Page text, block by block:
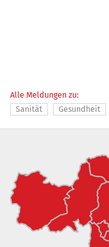
Alle Meldungen zu:
Sanität
Gesundheit